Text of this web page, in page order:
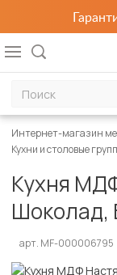
Интернет-магазин
Кухни и столовые
Кухня
арт. MF-000006795